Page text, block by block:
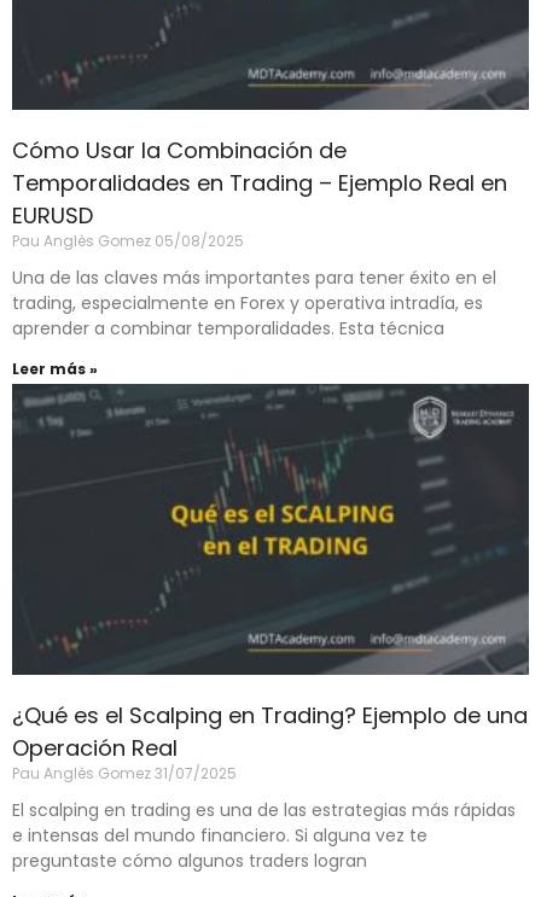
Cómo Usar la Combinación de
Temporalidades en Trading – Ejemplo Real en
EURUSD
Pau Anglès Gomez 05/08/2025
Una de las claves más importantes para tener éxito en el
trading, especialmente en Forex y operativa intradía, es
aprender a combinar temporalidades. Esta técnica
Leer más »
¿Qué es el Scalping en Trading? Ejemplo de una
Operación Real
Pau Anglès Gomez31/07/2025
El scalping en trading es una de las estrategias más rápidas
e intensas del mundo financiero. Si alguna vez te
preguntaste cómo algunos traders logran